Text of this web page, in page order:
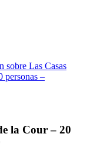
sobre Las Casas
personas –
la Cour – 20